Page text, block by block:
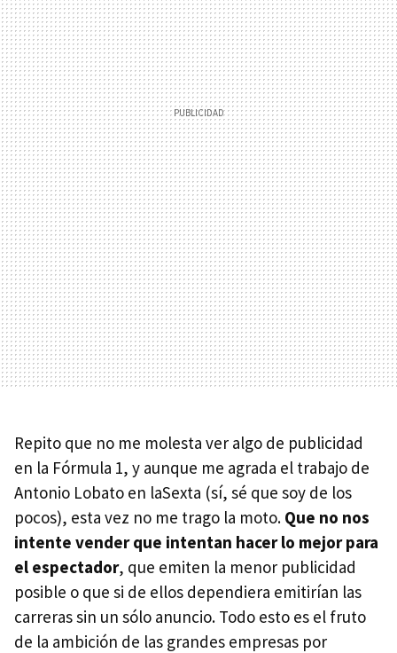
Repito que no me molesta ver algo de publicidad
en la Fórmula 1, y aunque me agrada el trabajo de
Antonio Lobato en laSexta (sí, sé que soy de los
pocos), esta vez no me trago la moto. Que no nos
intente vender que intentan hacer lo mejor para
el espectador, que emiten la menor publicidad
posible o que si de ellos dependiera emitirían las
carreras sin un sólo anuncio. Todo esto es el fruto
de la ambición de las grandes empresas por